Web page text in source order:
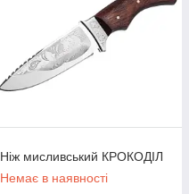
Ніж мисливський КРОКОДІЛ
Немає в наявності